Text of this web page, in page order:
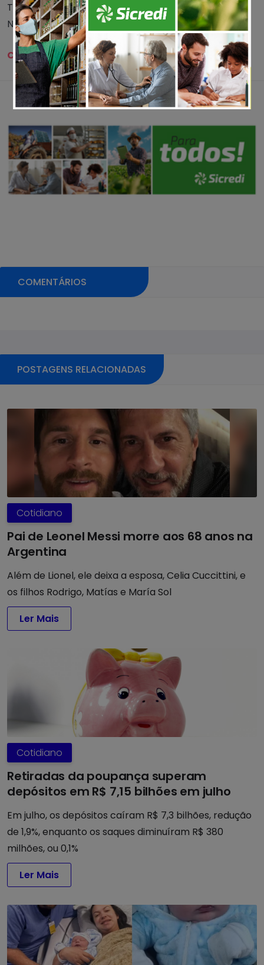
Texto e foto: reprodução/AENPR, com edição NH
Notícias
Compartilhe
COMENTÁRIOS
Pular sessão de comentários
POSTAGENS RELACIONADAS
Cotidiano
Pai de Leonel Messi morre aos 68 anos na
Argentina
Além de Lionel, ele deixa a esposa, Celia Cuccittini, e
os filhos Rodrigo, Matías e María Sol
Ler Mais
Cotidiano
Retiradas da poupança superam
depósitos em R$ 7,15 bilhões em julho
Em julho, os depósitos caíram R$ 7,3 bilhões, redução
de 1,9%, enquanto os saques diminuíram R$ 380
milhões, ou 0,1%
Ler Mais